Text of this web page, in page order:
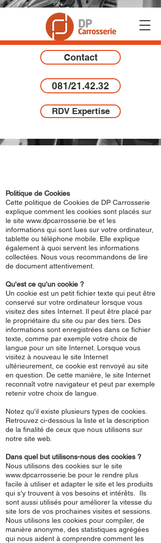
Contact
081/21.42.32
RDV Expertise
Politique de Cookies
Cette politique de Cookies de DP Carrosserie
explique comment les cookies sont placés sur
le site www.dpcarrosserie.be et les
informations qui sont lues sur votre ordinateur,
tablette ou téléphone mobile. Elle explique
également à quoi servent les informations
collectées. Nous vous recommandons de lire
de document attentivement.
Qu'est ce qu'un cookie ?
Un cookie est un petit fichier texte qui peut être
conservé sur votre ordinateur lorsque vous
visitez des sites Internet. Il peut être placé par
le propriétaire du site ou par des tiers. Des
informations sont enregistrées dans ce fichier
texte, comme par exemple votre choix de
langue pour un site Internet. Lorsque vous
visitez à nouveau le site Internet
ultérieurement, ce cookie est renvoyé au site
en question. De cette manière, le site Internet
reconnaît votre navigateur et peut par exemple
retenir votre choix de langue.
Notez qu'il existe plusieurs types de cookies.
Retrouvez ci-dessous la liste et la description
de la finalité de ceux que nous utilisons sur
notre site web.
Dans quel but utilisons-nous des cookies ?
Nous utilisons des cookies sur le site
www.dpcarrosserie.be pour le rendre plus
facile à utiliser et adapter le site et les produits
qui s'y trouvent à vos besoins et intérêts. Ils
sont aussi utilisés pour améliorer la vitesse du
site lors de vos prochaines visites et sessions.
Nous utilisons les cookies pour compiler, de
manière anonyme, des statistiques agrégées
qui nous aident à comprendre comment les